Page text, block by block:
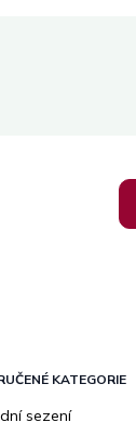
KATEGORIE
sezení